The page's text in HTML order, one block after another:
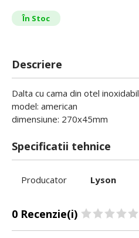
În Stoc
Descriere
Dalta cu cama din otel inoxidabil
model: american
dimensiune: 270x45mm
Specificatii tehnice
Producator Lyson
0 Recenzie(i)